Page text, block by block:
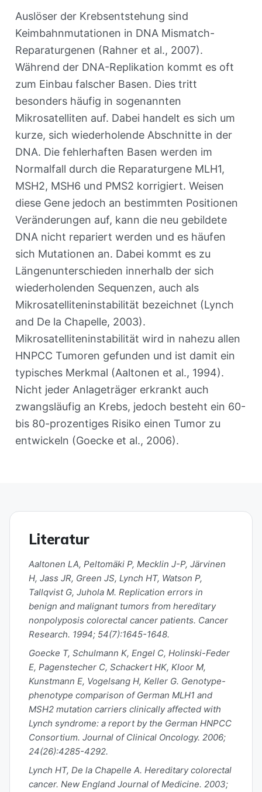
Auslöser der Krebsentstehung sind
Keimbahnmutationen in DNA Mismatch-
Reparaturgenen (Rahner et al., 2007).
Während der DNA-Replikation kommt es oft
zum Einbau falscher Basen. Dies tritt
besonders häufig in sogenannten
Mikrosatelliten auf. Dabei handelt es sich um
kurze, sich wiederholende Abschnitte in der
DNA. Die fehlerhaften Basen werden im
Normalfall durch die Reparaturgene MLH1,
MSH2, MSH6 und PMS2 korrigiert. Weisen
diese Gene jedoch an bestimmten Positionen
Veränderungen auf, kann die neu gebildete
DNA nicht repariert werden und es häufen
sich Mutationen an. Dabei kommt es zu
Längenunterschieden innerhalb der sich
wiederholenden Sequenzen, auch als
Mikrosatelliteninstabilität bezeichnet (Lynch
and De la Chapelle, 2003).
Mikrosatelliteninstabilität wird in nahezu allen
HNPCC Tumoren gefunden und ist damit ein
typisches Merkmal (Aaltonen et al., 1994).
Nicht jeder Anlageträger erkrankt auch
zwangsläufig an Krebs, jedoch besteht ein 60-
bis 80-prozentiges Risiko einen Tumor zu
entwickeln (Goecke et al., 2006).
Literatur
Aaltonen LA, Peltomäki P, Mecklin J-P, Järvinen
H, Jass JR, Green JS, Lynch HT, Watson P,
Tallqvist G, Juhola M. Replication errors in
benign and malignant tumors from hereditary
nonpolyposis colorectal cancer patients. Cancer
Research. 1994; 54(7):1645-1648.
Goecke T, Schulmann K, Engel C, Holinski-Feder
E, Pagenstecher C, Schackert HK, Kloor M,
Kunstmann E, Vogelsang H, Keller G. Genotype-
phenotype comparison of German MLH1 and
MSH2 mutation carriers clinically affected with
Lynch syndrome: a report by the German HNPCC
Consortium. Journal of Clinical Oncology. 2006;
24(26):4285-4292.
Lynch HT, De la Chapelle A. Hereditary colorectal
cancer. New England Journal of Medicine. 2003;